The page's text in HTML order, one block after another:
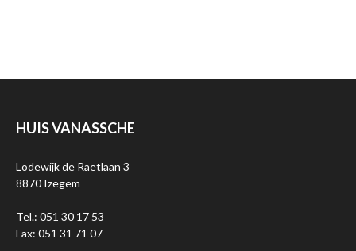
HUIS VANASSCHE
Lodewijk de Raetlaan 3
8870 Izegem
Tel.: 051 30 17 53
Fax: 051 31 71 07